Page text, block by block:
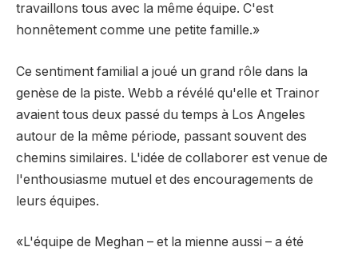
travaillons tous avec la même équipe. C'est
honnêtement comme une petite famille.»
Ce sentiment familial a joué un grand rôle dans la
genèse de la piste. Webb a révélé qu'elle et Trainor
avaient tous deux passé du temps à Los Angeles
autour de la même période, passant souvent des
chemins similaires. L'idée de collaborer est venue de
l'enthousiasme mutuel et des encouragements de
leurs équipes.
«L'équipe de Meghan – et la mienne aussi – a été